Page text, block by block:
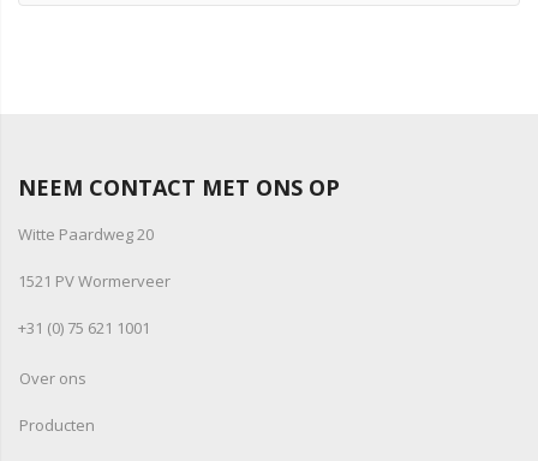
NEEM CONTACT MET ONS OP
Witte Paardweg 20
1521 PV Wormerveer
+31 (0) 75 621 1001
Over ons
Producten